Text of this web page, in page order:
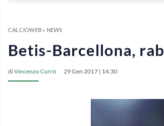
CALCIOWEB» NEWS
Betis-Barcellona,
diVincenzo Currò 29 Gen 2017 | 14:30